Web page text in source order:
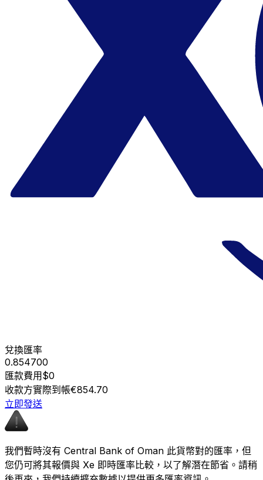
兌換匯率
0.854700
匯款費用$0
收款方實際到帳€854.70
立即發送
我們暫時沒有 Central Bank of Oman 此貨幣對的匯率，但
您仍可將其報價與 Xe 即時匯率比較，以了解潛在節省。請稍